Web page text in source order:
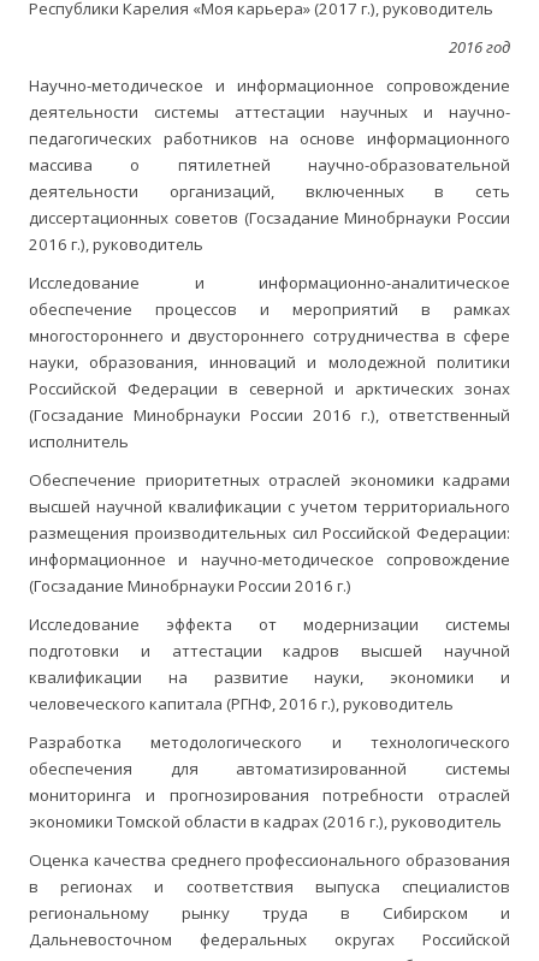
Республики Карелия «Моя карьера» (2017 г.), руководитель
2016 год
Научно-методическое и информационное сопровождение
деятельности системы аттестации научных и научно-
педагогических работников на основе информационного
массива о пятилетней научно-образовательной
деятельности организаций, включенных в сеть
диссертационных советов (Госзадание Минобрнауки России
2016 г.), руководитель
Исследование и информационно-аналитическое
обеспечение процессов и мероприятий в рамках
многостороннего и двустороннего сотрудничества в сфере
науки, образования, инноваций и молодежной политики
Российской Федерации в северной и арктических зонах
(Госзадание Минобрнауки России 2016 г.), ответственный
исполнитель
Обеспечение приоритетных отраслей экономики кадрами
высшей научной квалификации с учетом территориального
размещения производительных сил Российской Федерации:
информационное и научно-методическое сопровождение
(Госзадание Минобрнауки России 2016 г.)
Исследование эффекта от модернизации системы
подготовки и аттестации кадров высшей научной
квалификации на развитие науки, экономики и
человеческого капитала (РГНФ, 2016 г.), руководитель
Разработка методологического и технологического
обеспечения для автоматизированной системы
мониторинга и прогнозирования потребности отраслей
экономики Томской области в кадрах (2016 г.), руководитель
Оценка качества среднего профессионального образования
в регионах и соответствия выпуска специалистов
региональному рынку труда в Сибирском и
Дальневосточном федеральных округах Российской